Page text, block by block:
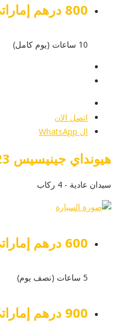
800 درهم إماراتي
10 ساعات (يوم كامل)
اتصل الان
ال WhatsApp
هيونداي جينيسيس 2023
سيدان عادية - 4 ركاب
600 درهم إماراتي
5 ساعات (نصف يوم)
900 درهم إماراتي